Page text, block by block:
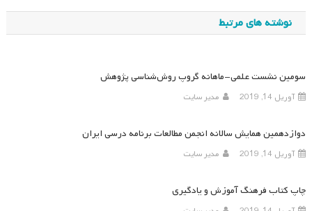
نوشته های مرتبط
سومین نشست علمی-ماهانه گروپ روش‌شناسی پژوهش
آوریل 14, 2019 مدیر سایت
دوازدهمین همایش سالانه انجمن مطالعات برنامه درسی ایران
آوریل 14, 2019 مدیر سایت
چاپ کتاب فرهنگ آموزش و یادگیری